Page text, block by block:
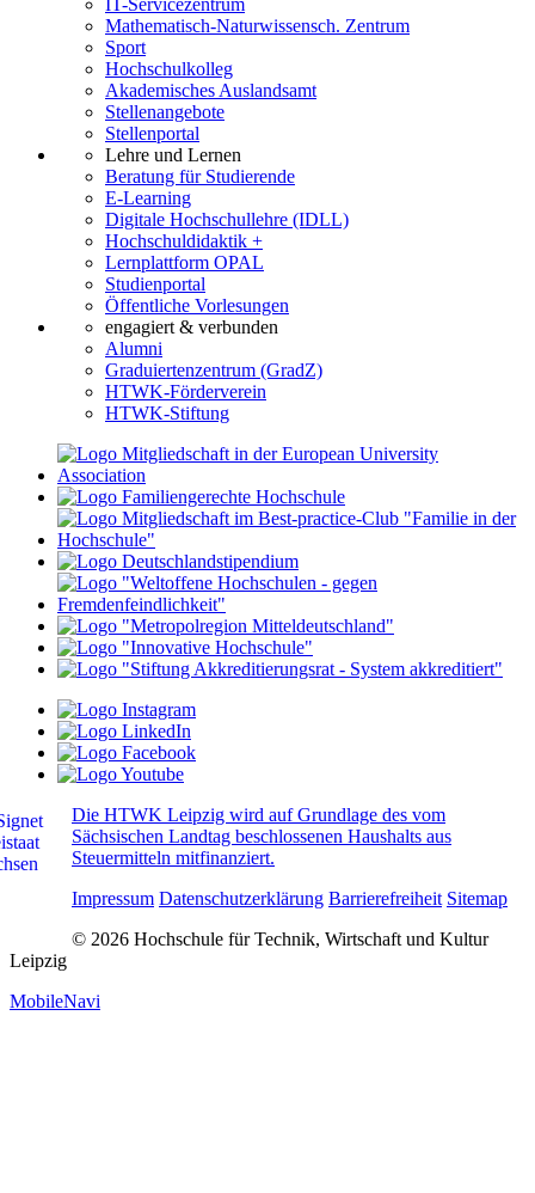
Mathematisch-Naturwissensch. Zentrum
Sport
Hochschulkolleg
Akademisches Auslandsamt
Stellenangebote
Stellenportal
Lehre und Lernen
Beratung für Studierende
E-Learning
Digitale Hochschullehre (IDLL)
Hochschuldidaktik +
Lernplattform OPAL
Studienportal
Öffentliche Vorlesungen
engagiert & verbunden
Alumni
Graduiertenzentrum (GradZ)
HTWK-Förderverein
HTWK-Stiftung
Die HTWK Leipzig wird auf Grundlage des vom
Sächsischen Landtag beschlossenen Haushalts aus
Steuermitteln mitfinanziert.
Impressum Datenschutzerklärung Barrierefreiheit Sitemap
© 2026 Hochschule für Technik, Wirtschaft und Kultur
Leipzig
MobileNavi